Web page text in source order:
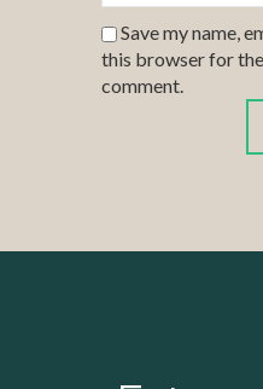
Save my name,
this browser for
comment.